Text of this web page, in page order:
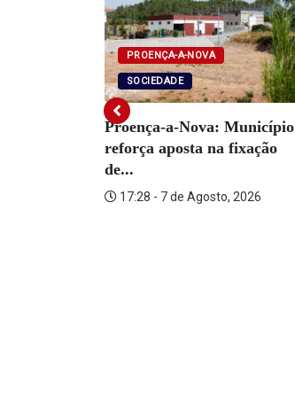
PROENÇA-A-NOVA
SOCIEDADE
Proença-a-Nova: Município
reforça aposta na fixação
de...
17:28 - 7 de Agosto, 2026